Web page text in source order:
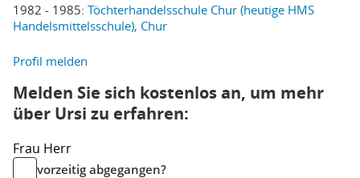
1982 - 1985: Töchterhandelsschule Chur (heutige HMS
Handelsmittelsschule), Chur
Profil melden
Melden Sie sich kostenlos an, um mehr
über Ursi zu erfahren:
Frau Herr
vorzeitig abgegangen?